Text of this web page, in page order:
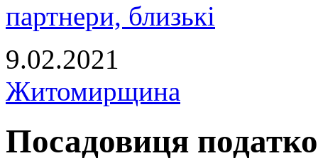
партнери, близькі
9.02.2021
Житомирщина
Посадовиця